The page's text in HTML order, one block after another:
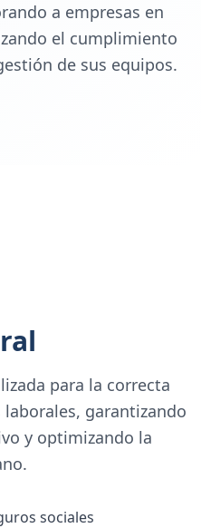
a empresas en
el cumplimiento
de sus equipos.
para la correcta
garantizando
y optimizando la
sociales